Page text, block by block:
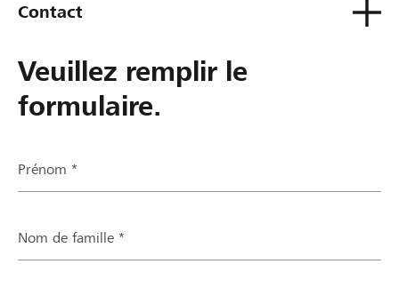
Contact
Veuillez remplir le
formulaire.
Prénom *
Nom de famille *